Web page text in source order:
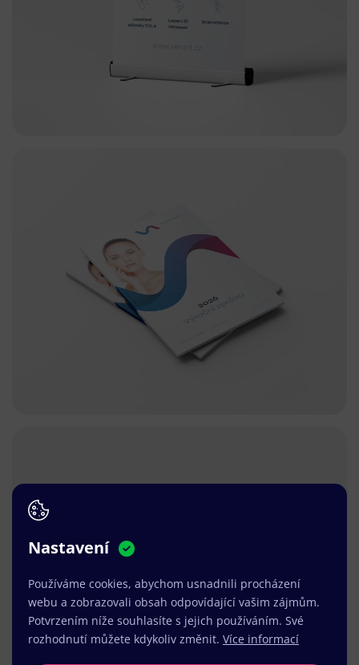
Nastavení
Používáme cookies, abychom usnadnili procházení
webu a zobrazovali obsah odpovídající vašim zájmům.
Potvrzením níže souhlasíte s jejich používáním. Své
rozhodnutí můžete kdykoliv změnit. Více informací